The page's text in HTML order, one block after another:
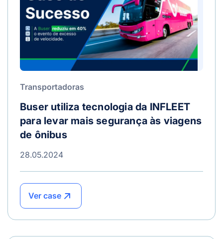
Transportadoras
Buser utiliza tecnologia da INFLEET
para levar mais segurança às viagens
de ônibus
28.05.2024
Ver case